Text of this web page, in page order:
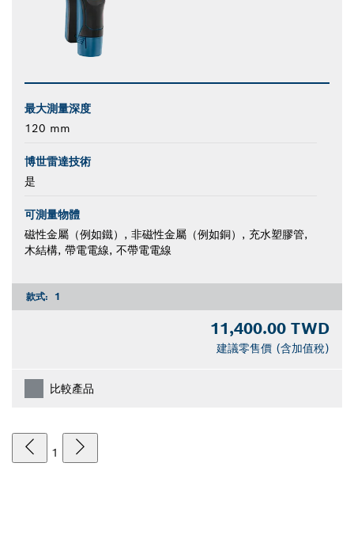
最大測量深度
120 mm
博世雷達技術
是
可測量物體
磁性金屬（例如鐵）, 非磁性金屬（例如銅）, 充水塑膠管,
木結構, 帶電電線, 不帶電電線
款式: 1
11,400.00 TWD
建議零售價 (含加值稅)
比較產品
1